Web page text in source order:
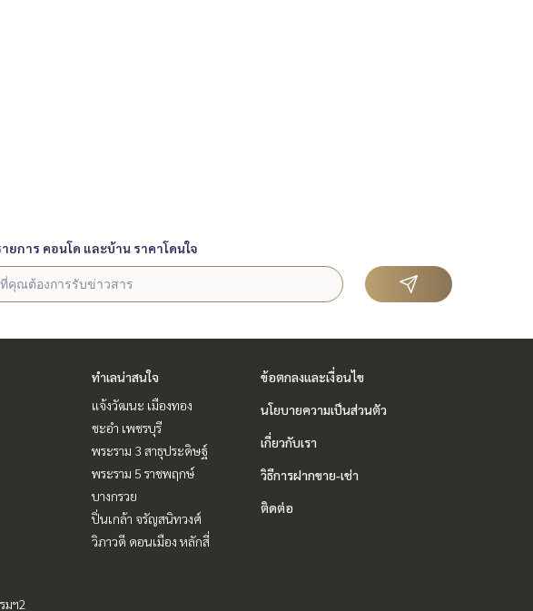
ยการ คอนโด และบ้าน ราคาโดนใจ
มฯ2
ทำเลน่าสนใจ
แจ้งวัฒนะ เมืองทอง
ชะอำ เพชรบุรี
พระราม 3 สาธุประดิษฐ์
พระราม 5 ราชพฤกษ์
บางกรวย
ปิ่นเกล้า จรัญสนิทวงศ์
วิภาวดี ดอนเมือง หลักสี่
ข้อตกลงและเงื่อนไข
นโยบายความเป็นส่วนตัว
เกี่ยวกับเรา
วิธีการฝากขาย-เช่า
ติดต่อ